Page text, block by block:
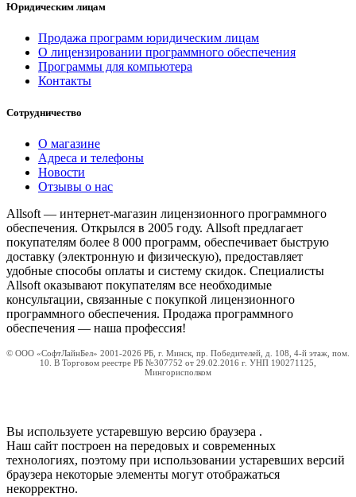
Юридическим лицам
Продажа программ юридическим лицам
О лицензировании программного обеспечения
Программы для компьютера
Контакты
Сотрудничество
О магазине
Адреса и телефоны
Новости
Отзывы о нас
Allsoft — интернет-магазин лицензионного программного
обеспечения. Открылся в 2005 году. Allsoft предлагает
покупателям более 8 000 программ, обеспечивает быструю
доставку (электронную и физическую), предоставляет
удобные способы оплаты и систему скидок. Специалисты
Allsoft оказывают покупателям все необходимые
консультации, связанные с покупкой лицензионного
программного обеспечения. Продажа программного
обеспечения — наша профессия!
© ООО «СофтЛайнБел» 2001-2026 РБ, г. Минск, пр. Победителей, д. 108, 4-й этаж, пом.
10. В Торговом реестре РБ №307752 от 29.02.2016 г. УНП 190271125,
Мингорисполком
Вы используете устаревшую версию браузера .
Наш сайт построен на передовых и современных
технологиях, поэтому при использовании устаревших версий
браузера некоторые элементы могут отображаться
некорректно.